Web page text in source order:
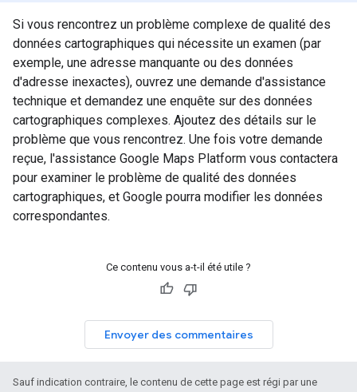
Si vous rencontrez un problème complexe de qualité des
données cartographiques qui nécessite un examen (par
exemple, une adresse manquante ou des données
d'adresse inexactes), ouvrez une demande d'assistance
technique et demandez une enquête sur des données
cartographiques complexes. Ajoutez des détails sur le
problème que vous rencontrez. Une fois votre demande
reçue, l'assistance Google Maps Platform vous contactera
pour examiner le problème de qualité des données
cartographiques, et Google pourra modifier les données
correspondantes.
Ce contenu vous a-t-il été utile ?
Envoyer des commentaires
Sauf indication contraire, le contenu de cette page est régi par une